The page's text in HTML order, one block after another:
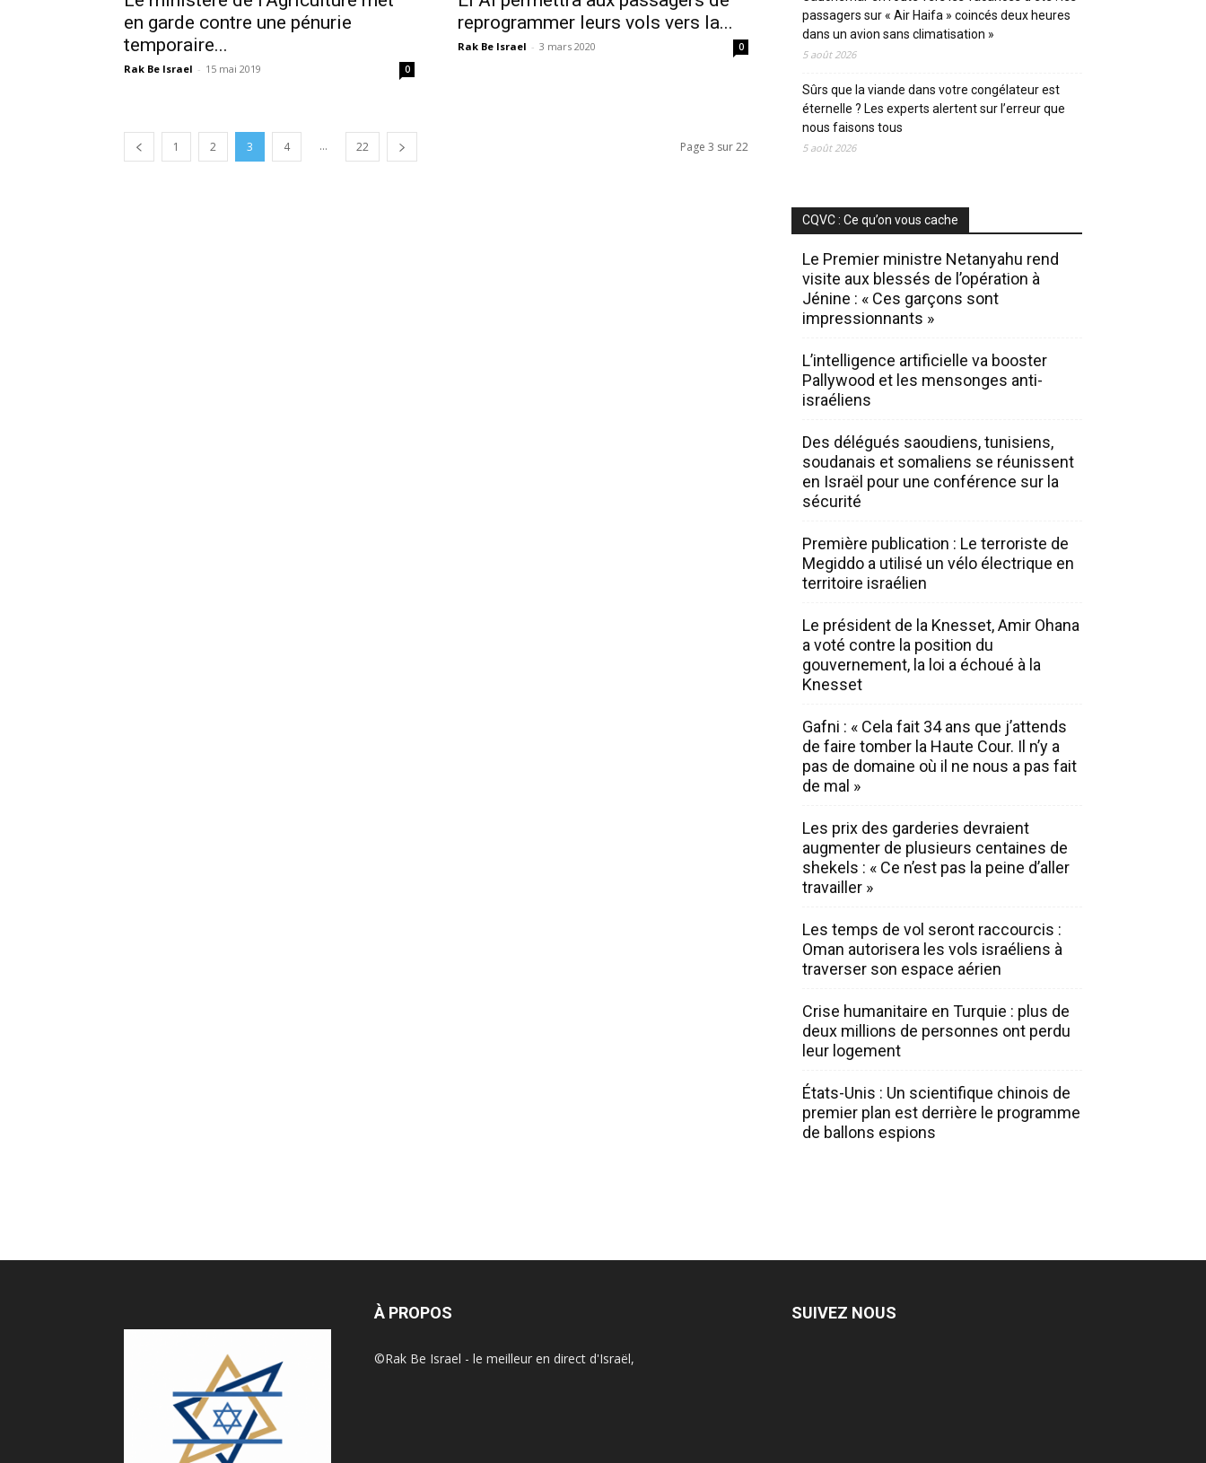
en garde contre une pénurie
temporaire...
Rak Be Israel - 15 mai 2019 0
reprogrammer leurs vols vers la...
Rak Be Israel - 3 mars 2020 0
1 2 3 4 ... 22 Page 3 sur 22
passagers sur « Air Haifa » coincés deux heures
dans un avion sans climatisation »
5 août 2026
Sûrs que la viande dans votre congélateur est
éternelle ? Les experts alertent sur l’erreur que
nous faisons tous
5 août 2026
CQVC : Ce qu’on vous cache
Le Premier ministre Netanyahu rend
visite aux blessés de l’opération à
Jénine : « Ces garçons sont
impressionnants »
L’intelligence artificielle va booster
Pallywood et les mensonges anti-
israéliens
Des délégués saoudiens, tunisiens,
soudanais et somaliens se réunissent
en Israël pour une conférence sur la
sécurité
Première publication : Le terroriste de
Megiddo a utilisé un vélo électrique en
territoire israélien
Le président de la Knesset, Amir Ohana
a voté contre la position du
gouvernement, la loi a échoué à la
Knesset
Gafni : « Cela fait 34 ans que j’attends
de faire tomber la Haute Cour. Il n’y a
pas de domaine où il ne nous a pas fait
de mal »
Les prix des garderies devraient
augmenter de plusieurs centaines de
shekels : « Ce n’est pas la peine d’aller
travailler »
Les temps de vol seront raccourcis :
Oman autorisera les vols israéliens à
traverser son espace aérien
Crise humanitaire en Turquie : plus de
deux millions de personnes ont perdu
leur logement
États-Unis : Un scientifique chinois de
premier plan est derrière le programme
de ballons espions
À PROPOS
©Rak Be Israel - le meilleur en direct d'Israël,
SUIVEZ NOUS